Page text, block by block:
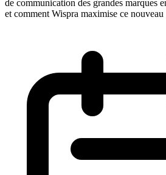
de communication des grandes marques
et comment Wispra maximise ce nouveau